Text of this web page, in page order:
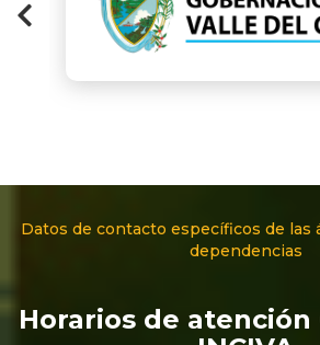
Datos de contacto específicos de las
dependencias
Horarios de atención